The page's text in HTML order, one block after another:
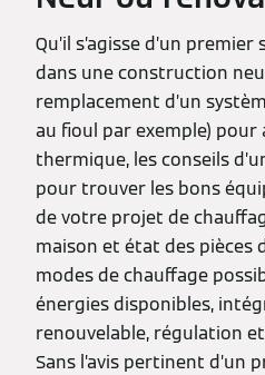
Qu’il s’agisse d’un
dans une construction
remplacement d’un
au fioul par exemple)
thermique, les conseils
pour trouver les bons
de votre projet de
maison et état des pièces
modes de chauffage
énergies disponibles,
renouvelable, régulation
Sans l’avis pertinent d’un